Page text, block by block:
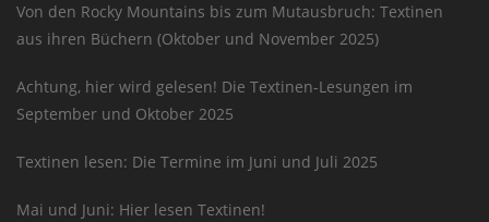
Von den Rocky Mountains bis zum Mutausbruch: Textinen
aus ihren Büchern (Oktober und November 2025)
Achtung, hier wird gelesen! Die Textinen-Lesungen im
September und Oktober 2025
Textinen lesen: Die Termine im Juni und Juli 2025
Mai und Juni: Hier lesen Textinen!